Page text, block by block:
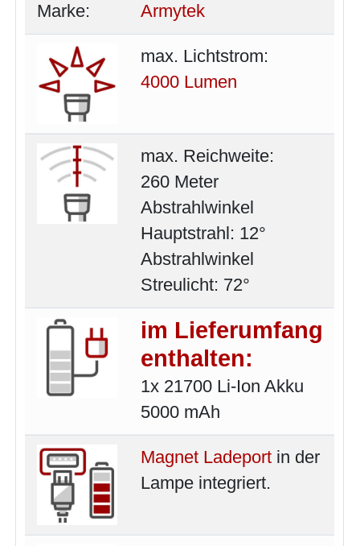
Marke: Armytek
max. Lichtstrom:
4000 Lumen
max. Reichweite:
260 Meter
Abstrahlwinkel
Hauptstrahl: 12°
Abstrahlwinkel
Streulicht: 72°
im Lieferumfang
enthalten:
1x 21700 Li-Ion Akku
5000 mAh
Magnet Ladeportin der
Lampe integriert.